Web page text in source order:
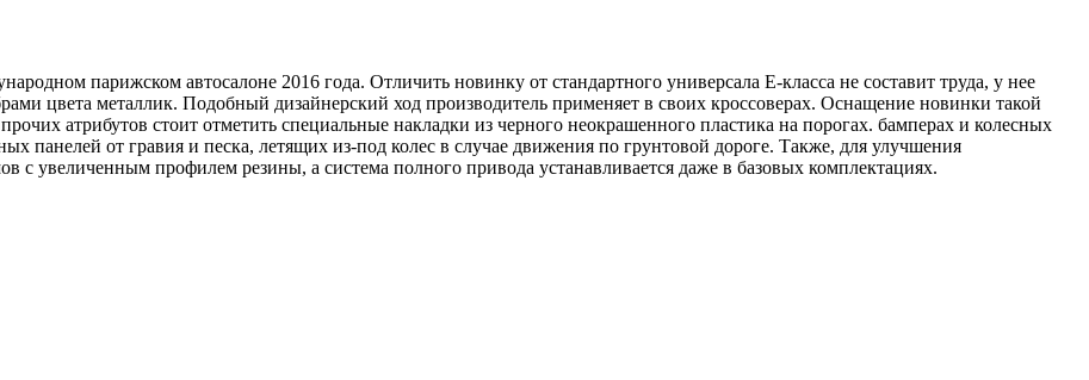
парижском автосалоне 2016 года. Отличить новинку от стандартного универсала E-класса не составит труда, у нее
цвета металлик. Подобный дизайнерский ход производитель применяет в своих кроссоверах. Оснащение новинки такой
атрибутов стоит отметить специальные накладки из черного неокрашенного пластика на порогах. бамперах и колесных
панелей от гравия и песка, летящих из-под колес в случае движения по грунтовой дороге. Также, для улучшения
с увеличенным профилем резины, а система полного привода устанавливается даже в базовых комплектациях.